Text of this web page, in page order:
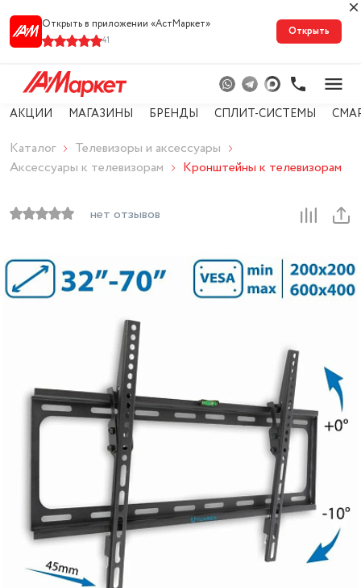
Открыть в приложении «АстМарке‪т‬»
41
Открыть
АКЦИИ МАГАЗИНЫ БРЕНДЫ СПЛИТ-СИСТЕМЫ
Каталог
Телевизоры и аксессуары
Аксессуары к телевизорам
Кронштейны к телевизорам
нет отзывов